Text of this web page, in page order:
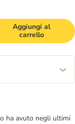
Aggiungi al
carrello
ha avuto negli ultimi